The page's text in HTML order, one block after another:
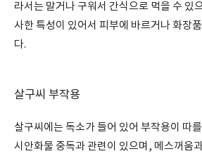
라서는 말거나 구워서 간식으로 먹을 수 있
사한 특성이 있어서 피부에 바르거나 화장
다.
살구씨 부작용
살구씨에는 독소가 들어 있어 부작용이 따
시안화물 중독과 관련이 있으며, 메스꺼움